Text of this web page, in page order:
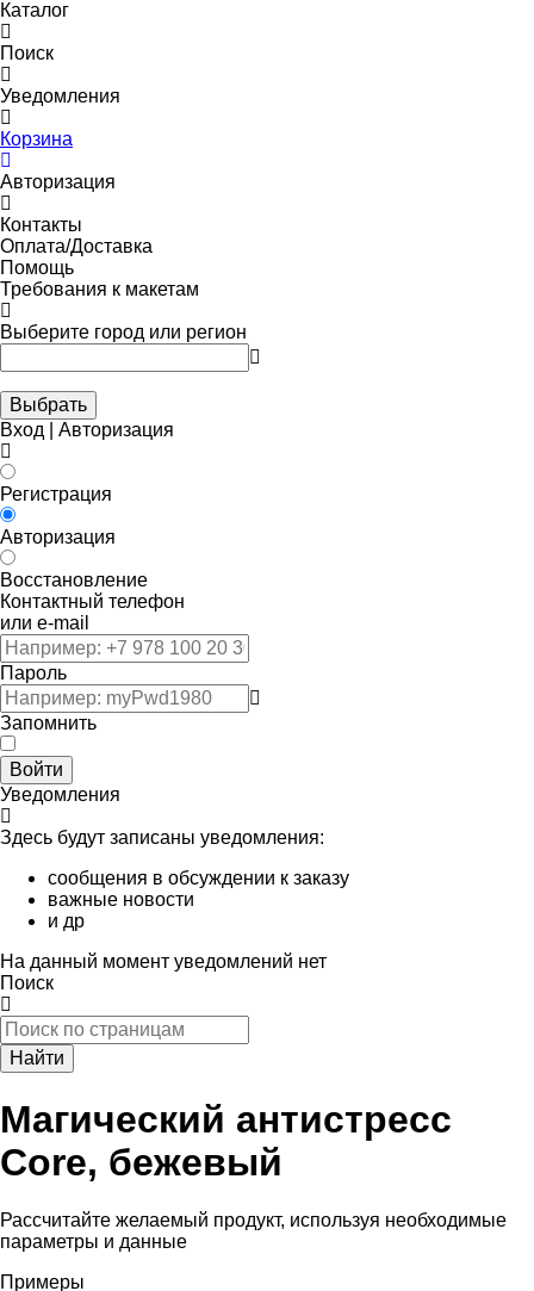
Каталог
Поиск
Уведомления
Корзина
Авторизация
Контакты
Оплата/Доставка
Помощь
Требования к макетам
Выберите город или регион
Выбрать
Вход | Авторизация
Регистрация
Авторизация
Восстановление
Контактный телефон
или e-mail
Пароль
Запомнить
Войти
Уведомления
Здесь будут записаны уведомления:
сообщения в обсуждении к заказу
важные новости
и др
На данный момент уведомлений нет
Поиск
Найти
Магический антистресс
Core, бежевый
Рассчитайте желаемый продукт, используя необходимые
параметры и данные
Примеры